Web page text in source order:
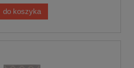
do koszyka